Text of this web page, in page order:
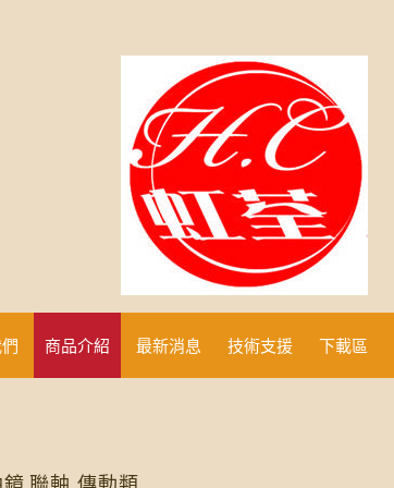
商品介紹 最新消息 技術支援 下載區